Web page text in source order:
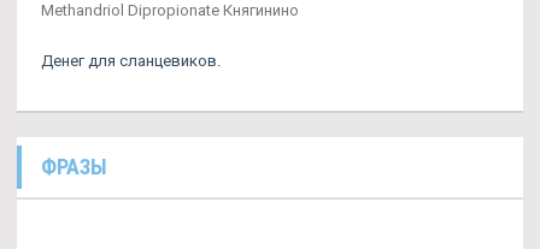
Methandriol Dipropionate Княгинино
Денег для сланцевиков.
ФРАЗЫ